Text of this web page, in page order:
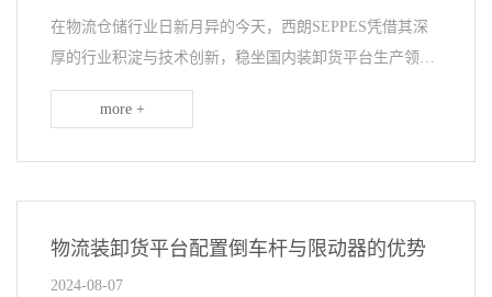
在物流仓储行业日新月异的今天，西朗SEPPES凭借其深
厚的行业积淀与技术创新，稳坐国内装卸货平台生产领域
的头把交椅。作为该领域的佼佼者，西朗SEPPES不仅与
国内众多知名仓储物流企业如普洛
more +
物流装卸货平台配置倒车杆与限动器的优势
2024-08-07